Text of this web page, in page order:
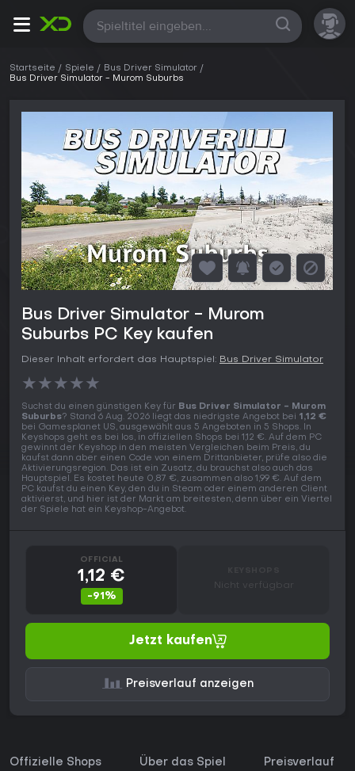
Alle
Startseite Spiele
Bus Driver Simulator
Bus Driver Simulator - Murom Suburbs
Bus Driver Simulator - Murom
Suburbs PC Key kaufen
Dieser Inhalt erfordert das Hauptspiel: Bus Driver Simulator
★★★★★
Suchst du einen günstigen Key für Bus Driver Simulator - Murom
Suburbs? Stand 6 Aug. 2026 liegt das niedrigste Angebot bei 1,12 €
bei Gamesplanet US, ausgewählt aus 5 Angeboten in 5 Shops. In
Keyshops geht es bei los, in offiziellen Shops bei 1,12 €. Auf dem PC
gewinnt der Keyshop in den meisten Vergleichen beim Preis, du
kaufst dann aber einen Code von einem Drittanbieter, prüfe also die
Aktivierungsregion. Das ist ein Zusatz, du brauchst also auch das
Hauptspiel. Es kostet heute 0,87 €, zusammen also 1,99 €. Auf dem
PC kaufst du einen Key, den du in Steam oder einem anderen Client
aktivierst, und hier ist der Markt am breitesten, denn über ein Viertel
der Spiele hat ein Keyshop-Angebot.
OFFICIAL
1,12 €
-91%
Nicht verfügbar
Jetzt kaufen
Preisverlauf anzeigen
Offizielle Shops Über das Spiel Preisverlauf